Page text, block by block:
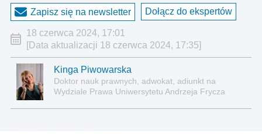
Zapisz się na newsletter Dołącz do ekspertów
18 czerwca 2024, 17:01
[Data aktualizacji 18 czerwca 2024, 17:35]
Kinga Piwowarska
Doktor nauk prawnych, adwokat, adiunkt na
Wydziale Prawa Uniwersytetu Andrzeja Frycza